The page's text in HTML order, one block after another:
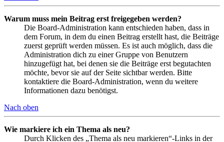
Warum muss mein Beitrag erst freigegeben werden?
Die Board-Administration kann entschieden haben, dass in
dem Forum, in dem du einen Beitrag erstellt hast, die Beiträge
zuerst geprüft werden müssen. Es ist auch möglich, dass die
Administration dich zu einer Gruppe von Benutzern
hinzugefügt hat, bei denen sie die Beiträge erst begutachten
möchte, bevor sie auf der Seite sichtbar werden. Bitte
kontaktiere die Board-Administration, wenn du weitere
Informationen dazu benötigst.
Nach oben
Wie markiere ich ein Thema als neu?
Durch Klicken des „Thema als neu markieren“-Links in der